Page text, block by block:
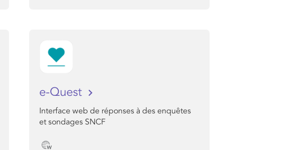
e-Quest
Interface web de réponses à des enquêtes
et sondages SNCF